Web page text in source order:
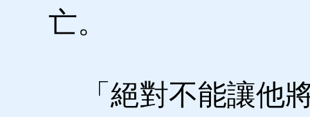
亡。
「絕對不能讓他